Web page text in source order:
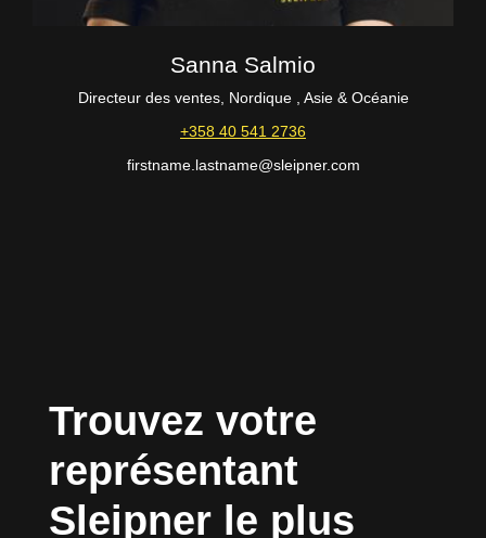
Sanna Salmio
Directeur des ventes, Nordique , Asie & Océanie
+358 40 541 2736
firstname.lastname@sleipner.com
Trouvez votre
représentant
Sleipner le plus